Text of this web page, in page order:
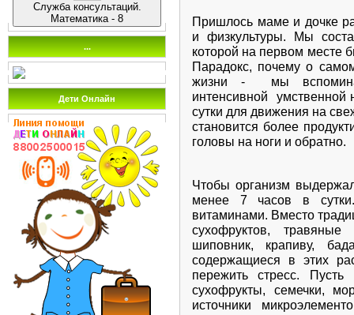
Служба консультаций.
Математика - 8
...
Дети Онлайн
Соблюдай правила
Не выкрикивай с
организатору
вопросы не должны
только на вопросы,
регистрационного
трудностей с
Сосредоточься!
После заполнения
непонятные для себя
забыть про окружающих.
текст заданий и часы,
теста. Торопись не спеша!
Не бойся!
Пришлось маме и дочке
и физкультуры. Мы
которой на первом месте
Парадокс, почему о
жизни - мы
интенсивной умственной
сутки для движения на
становится более
головы на ноги и обратно.
Чтобы организм
менее 7 часов в сутки.
витаминами. Вместо
сухофруктов,
шиповник, крапиву,
содержащиеся в этих
пережить стресс.
сухофрукты, семечки,
источники